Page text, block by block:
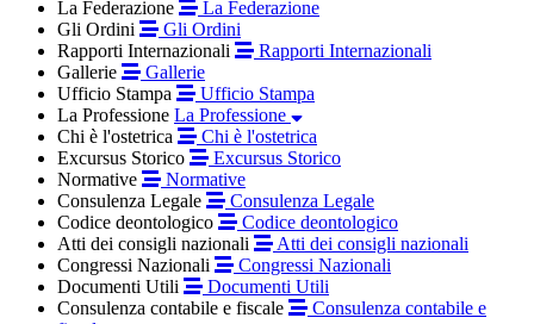
La Federazione
La Federazione
Gli Ordini
Gli Ordini
Rapporti Internazionali
Rapporti Internazionali
Gallerie
Gallerie
Ufficio Stampa
Ufficio Stampa
La Professione La Professione
Chi è l'ostetrica
Chi è l'ostetrica
Excursus Storico
Excursus Storico
Normative
Normative
Consulenza Legale
Consulenza Legale
Codice deontologico
Codice deontologico
Atti dei consigli nazionali
Atti dei consigli nazionali
Congressi Nazionali
Congressi Nazionali
Documenti Utili
Documenti Utili
Consulenza contabile e fiscale
Consulenza contabile e